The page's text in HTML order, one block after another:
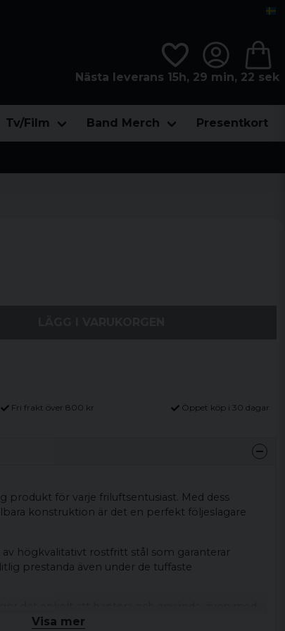
Nästa leverans 15h, 29 min, 21 sek
Tv/Film Band Merch Presentkort
Fri frakt över 800 kr Öppet köp i 30 dagar
produkt för varje friluftsentusiast. Med dess
konstruktion är det en perfekt följeslagare
av högkvalitativt rostfritt stål som garanterar
prestanda även under de tuffaste
det enkelt att hantera och använda, även med
Visa mer